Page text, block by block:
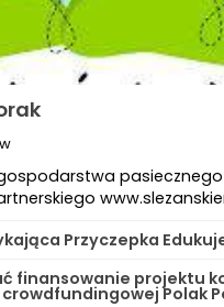
pasiecznego
Przyczepka
finansowanie projektu
Polak